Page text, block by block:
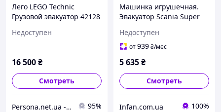
Лего LEGO Technic
Грузовой эвакуатор 42128
Недоступен
16 500₴
Смотреть
Persona.net.ua - интернет магазин электроники и аксессуаров 95%
Машинка игрушечная.
Эвакуатор Scania Super
art - 03553 BRUDER
Недоступен
от939₴/мес
5 635₴
Смотреть
Infan.com.ua 100%